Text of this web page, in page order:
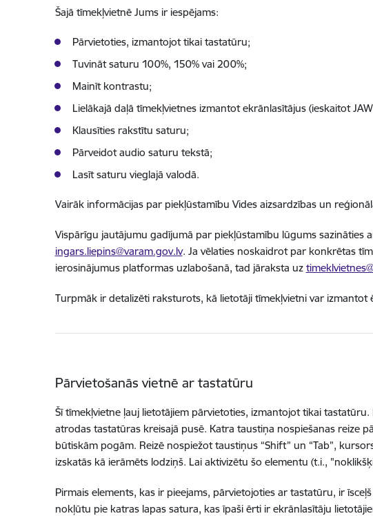
Šajā tīmekļvietnē Jums ir iespējams:
Pārvietoties, izmantojot tikai tastatūru;
Tuvināt saturu 100%, 150% vai 200%;
Mainīt kontrastu;
Lielākajā daļā tīmekļvietnes izmantot ekrānlasītājus (ieskaitot
Klausīties rakstītu saturu;
Pārveidot audio saturu tekstā;
Lasīt saturu vieglajā valodā.
Vairāk informācijas par piekļūstamību Vides aizsardzības un
Vispārīgu jautājumu gadījumā par piekļūstamību lūgums sazināties
ingars.liepins@varam.gov.lv. Ja vēlaties noskaidrot par konkrētas
ierosinājumus platformas uzlabošanā, tad jāraksta uz
Turpmāk ir detalizēti raksturots, kā lietotāji tīmekļvietni var
Pārvietošanās vietnē ar tastatūru
Šī tīmekļvietne ļauj lietotājiem pārvietoties, izmantojot tikai
atrodas tastatūras kreisajā pusē. Katra taustiņa nospiešanas reize
būtiskām pogām. Reizē nospiežot taustiņus “Shift” un “Tab”,
izskatās kā ierāmēts lodziņš. Lai aktivizētu šo elementu (t.i.,
Pirmais elements, kas ir pieejams, pārvietojoties ar tastatūru, ir
nokļūtu pie katras lapas satura, kas īpaši ērti ir ekrānlasītāju